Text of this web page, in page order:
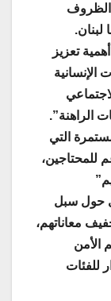
الظروف
لبنان.
تعزيز
الإنسانية
الراهنة”.
التي
للمحتاجين،
حول سبل
معاناتهم،
الأمن
للفئات